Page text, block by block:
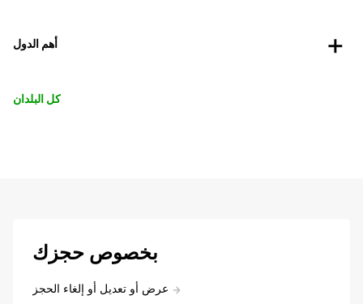
أهم الدول
كل البلدان
بخصوص حجزك
عرض أو تعديل أو إلغاء الحجز